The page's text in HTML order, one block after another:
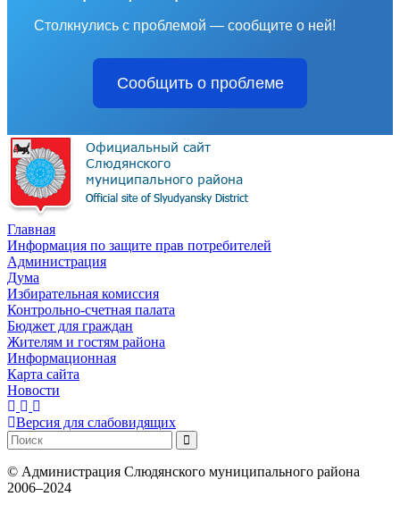
Столкнулись с проблемой — сообщите о ней!
Сообщить о проблеме
Главная
Информация по защите прав потребителей
Администрация
Дума
Избирательная комиссия
Контрольно-счетная палата
Бюджет для граждан
Жителям и гостям района
Информационная
Карта сайта
Новости
Версия для слабовидящих
© Администрация Слюдянского муниципального района
2006–2024